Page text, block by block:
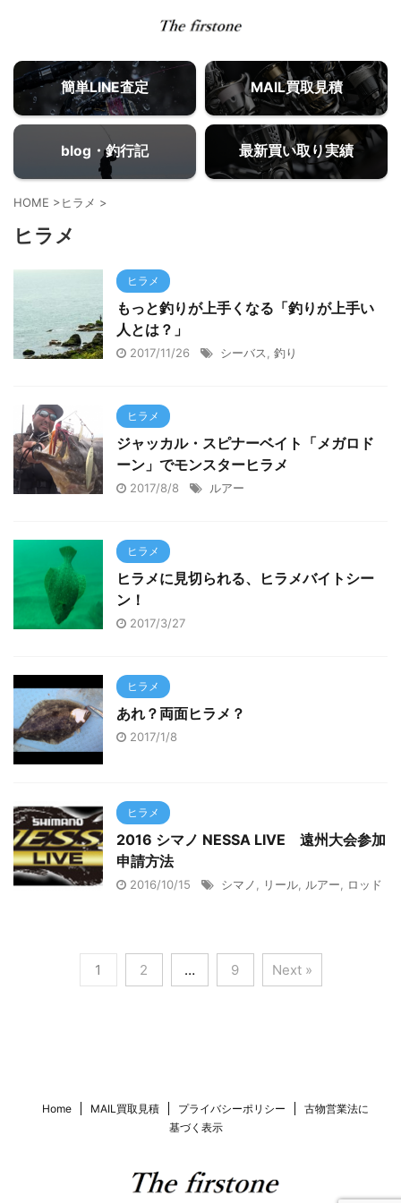
簡単LINE査定 MAIL買取見積
blog・釣行記 最新買い取り実績
HOME >ヒラメ >
ヒラメ
ヒラメ
もっと釣りが上手くなる「釣りが上手い
人とは？」
2017/11/26 シーバス 釣り
ヒラメ
ジャッカル・スピナーベイト「メガロド
ーン」でモンスターヒラメ
2017/8/8 ルアー
ヒラメ
ヒラメに見切られる、ヒラメバイトシー
ン！
2017/3/27
ヒラメ
あれ？両面ヒラメ？
2017/1/8
ヒラメ
2016 シマノ NESSA LIVE 遠州大会参加
申請方法
2016/10/15 シマノ リール ルアー ロッド
1 2 … 9 Next »
Home MAIL買取見積 プライバシーポリシー
古物営業法に
基づく表示